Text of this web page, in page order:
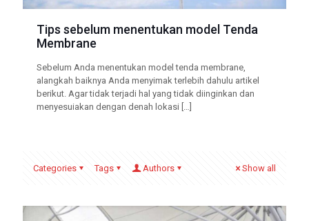
Tips sebelum menentukan model Tenda
Membrane
Sebelum Anda menentukan model tenda membrane,
alangkah baiknya Anda menyimak terlebih dahulu artikel
berikut. Agar tidak terjadi hal yang tidak diinginkan dan
menyesuiakan dengan denah lokasi […]
Categories Tags Authors Show all